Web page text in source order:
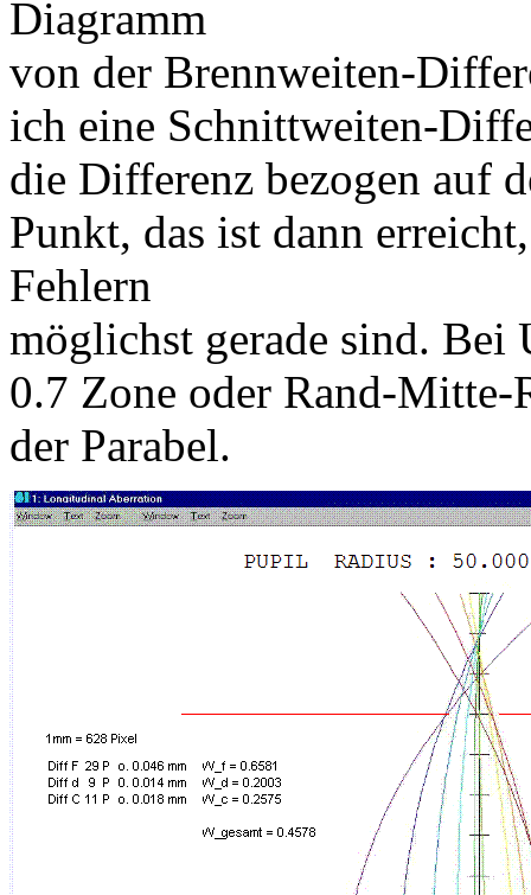
Diagramm
von der Brennweiten-
ich eine Schnittweiten-
die Differenz bezogen auf
Punkt, das ist dann
Fehlern
möglichst gerade sind.
0.7 Zone oder Rand-
der Parabel.